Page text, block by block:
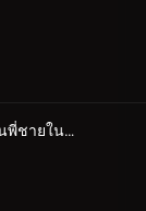
ตอนที่ 30 ซึเนโอะเป็นพี่ชายในอุดมคติ